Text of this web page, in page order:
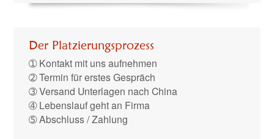
Der Platzierungsprozess
➀ Kontakt mit uns aufnehmen
➁ Termin für erstes Gespräch
➂ Versand Unterlagen nach China
➃ Lebenslauf geht an Firma
➄ Abschluss / Zahlung